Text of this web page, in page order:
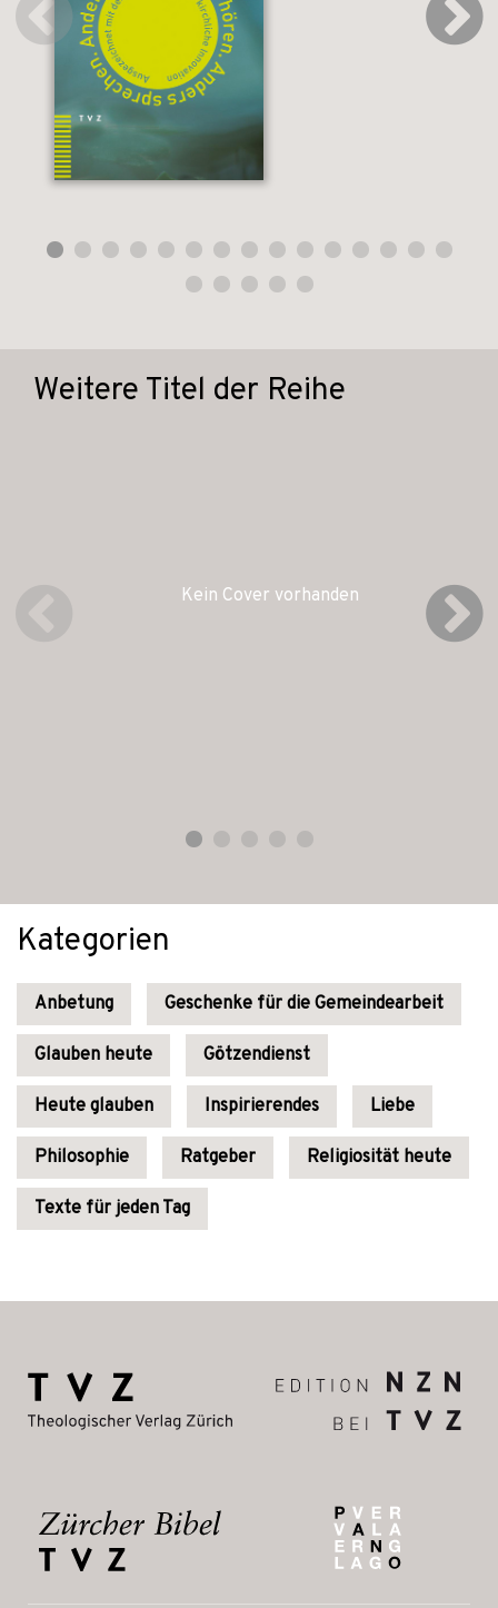
Weitere Titel der Reihe
Kein Cover vorhanden
Kategorien
Anbetung Geschenke für die Gemeindearbeit
Glauben heute Götzendienst
Heute glauben Inspirierendes Liebe
Philosophie Ratgeber Religiosität heute
Texte für jeden Tag